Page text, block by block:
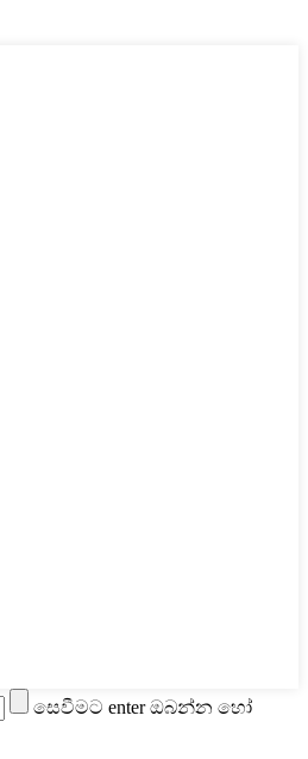
සෙවීමට enter ඔබන්න හෝ